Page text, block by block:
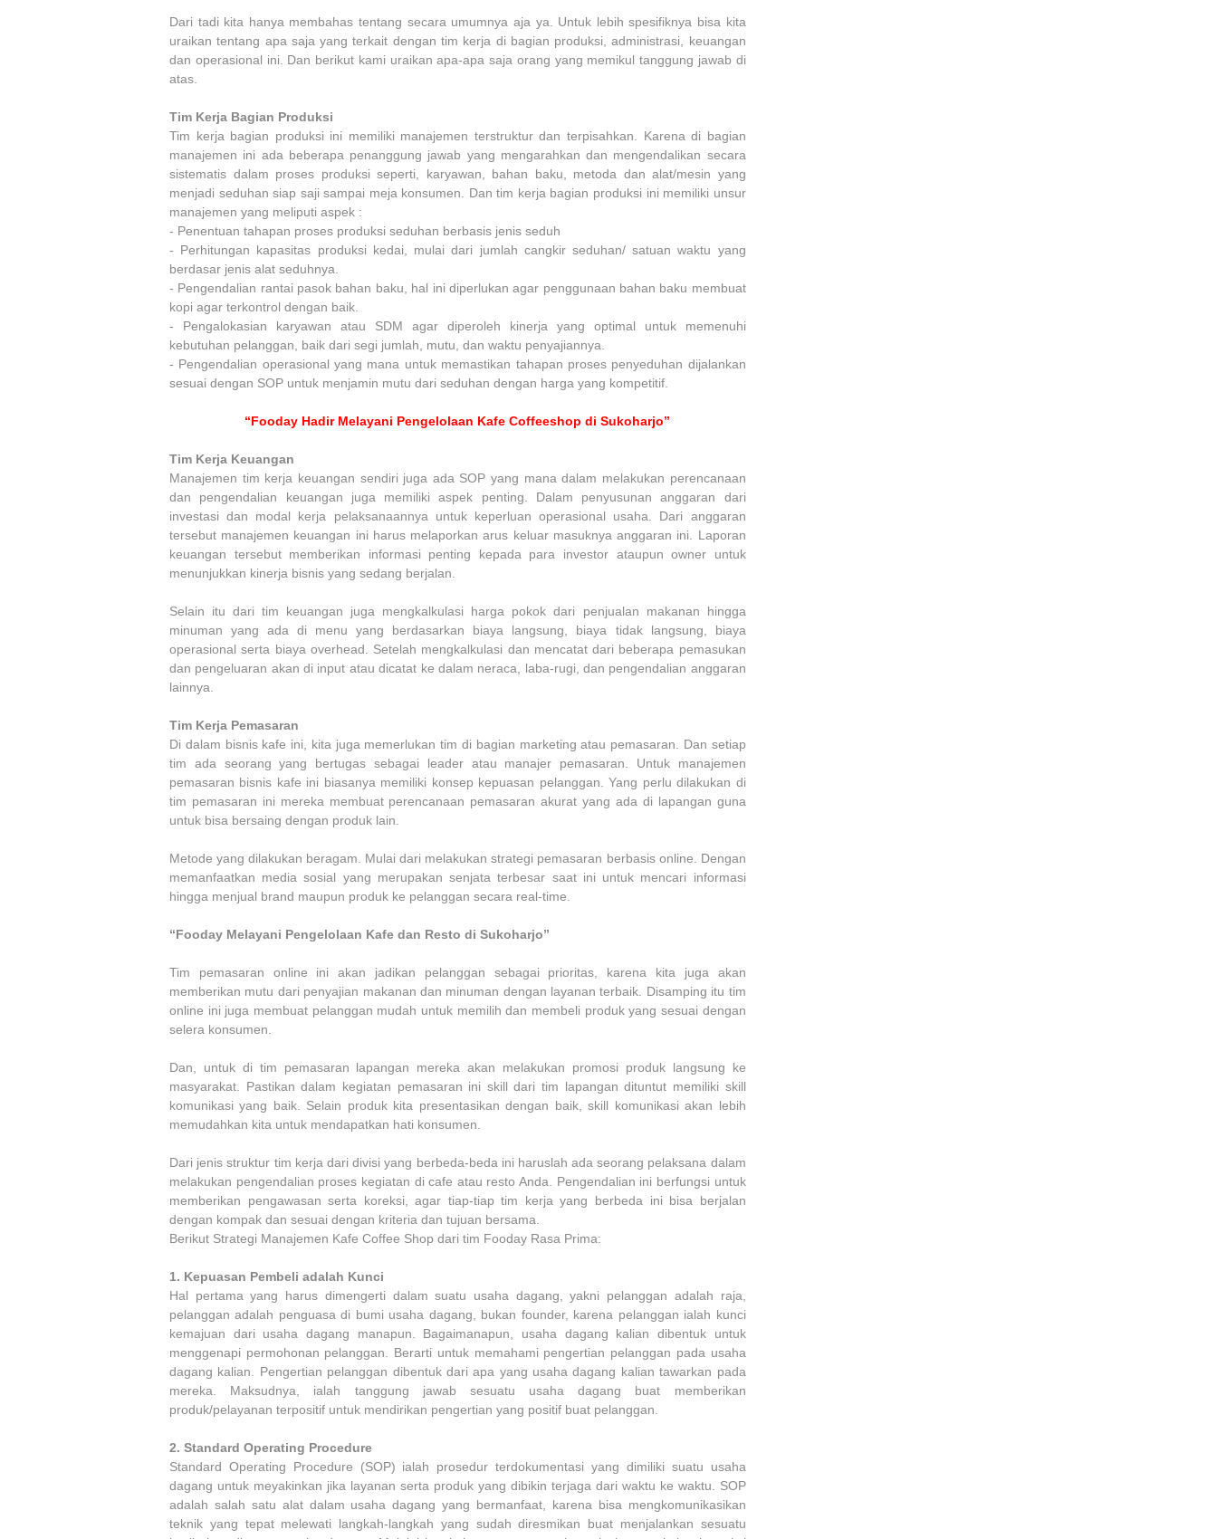
Dari tadi kita hanya membahas tentang secara umumnya aja ya. Untuk lebih spesifiknya bisa kita
uraikan tentang apa saja yang terkait dengan tim kerja di bagian produksi, administrasi, keuangan
dan operasional ini. Dan berikut kami uraikan apa-apa saja orang yang memikul tanggung jawab di
atas.
Tim Kerja Bagian Produksi
Tim kerja bagian produksi ini memiliki manajemen terstruktur dan terpisahkan. Karena di bagian
manajemen ini ada beberapa penanggung jawab yang mengarahkan dan mengendalikan secara
sistematis dalam proses produksi seperti, karyawan, bahan baku, metoda dan alat/mesin yang
menjadi seduhan siap saji sampai meja konsumen. Dan tim kerja bagian produksi ini memiliki unsur
manajemen yang meliputi aspek :
- Penentuan tahapan proses produksi seduhan berbasis jenis seduh
- Perhitungan kapasitas produksi kedai, mulai dari jumlah cangkir seduhan/ satuan waktu yang
berdasar jenis alat seduhnya.
- Pengendalian rantai pasok bahan baku, hal ini diperlukan agar penggunaan bahan baku membuat
kopi agar terkontrol dengan baik.
-
Pengalokasian karyawan atau SDM agar diperoleh kinerja yang optimal untuk memenuhi
kebutuhan pelanggan, baik dari segi jumlah, mutu, dan waktu penyajiannya.
- Pengendalian operasional yang mana untuk memastikan tahapan proses penyeduhan dijalankan
sesuai dengan SOP untuk menjamin mutu dari seduhan dengan harga yang kompetitif.
“Fooday Hadir Melayani Pengelolaan Kafe Coffeeshop di Sukoharjo”
Tim Kerja Keuangan
Manajemen tim kerja keuangan sendiri juga ada SOP yang mana dalam melakukan perencanaan
dan pengendalian keuangan juga memiliki aspek penting. Dalam penyusunan anggaran dari
investasi dan modal kerja pelaksanaannya untuk keperluan operasional usaha. Dari anggaran
tersebut manajemen keuangan ini harus melaporkan arus keluar masuknya anggaran ini. Laporan
keuangan tersebut memberikan informasi penting kepada para investor ataupun owner untuk
menunjukkan kinerja bisnis yang sedang berjalan.
Selain itu dari tim keuangan juga mengkalkulasi harga pokok dari penjualan makanan hingga
minuman yang ada di menu yang berdasarkan biaya langsung, biaya tidak langsung, biaya
operasional serta biaya overhead. Setelah mengkalkulasi dan mencatat dari beberapa pemasukan
dan pengeluaran akan di input atau dicatat ke dalam neraca, laba-rugi, dan pengendalian anggaran
lainnya.
Tim Kerja Pemasaran
Di dalam bisnis kafe ini, kita juga memerlukan tim di bagian marketing atau pemasaran. Dan setiap
tim ada seorang yang bertugas sebagai leader atau manajer pemasaran. Untuk manajemen
pemasaran bisnis kafe ini biasanya memiliki konsep kepuasan pelanggan. Yang perlu dilakukan di
tim pemasaran ini mereka membuat perencanaan pemasaran akurat yang ada di lapangan guna
untuk bisa bersaing dengan produk lain.
Metode yang dilakukan beragam. Mulai dari melakukan strategi pemasaran berbasis online. Dengan
memanfaatkan media sosial yang merupakan senjata terbesar saat ini untuk mencari informasi
hingga menjual brand maupun produk ke pelanggan secara real-time.
“Fooday Melayani Pengelolaan Kafe dan Resto di Sukoharjo”
Tim pemasaran online ini akan jadikan pelanggan sebagai prioritas, karena kita juga akan
memberikan mutu dari penyajian makanan dan minuman dengan layanan terbaik. Disamping itu tim
online ini juga membuat pelanggan mudah untuk memilih dan membeli produk yang sesuai dengan
selera konsumen.
Dan, untuk di tim pemasaran lapangan mereka akan melakukan promosi produk langsung ke
masyarakat. Pastikan dalam kegiatan pemasaran ini skill dari tim lapangan dituntut memiliki skill
komunikasi yang baik. Selain produk kita presentasikan dengan baik, skill komunikasi akan lebih
memudahkan kita untuk mendapatkan hati konsumen.
Dari jenis struktur tim kerja dari divisi yang berbeda-beda ini haruslah ada seorang pelaksana dalam
melakukan pengendalian proses kegiatan di cafe atau resto Anda. Pengendalian ini berfungsi untuk
memberikan pengawasan serta koreksi, agar tiap-tiap tim kerja yang berbeda ini bisa berjalan
dengan kompak dan sesuai dengan kriteria dan tujuan bersama.
Berikut Strategi Manajemen Kafe Coffee Shop dari tim Fooday Rasa Prima:
1. Kepuasan Pembeli adalah Kunci
Hal pertama yang harus dimengerti dalam suatu usaha dagang, yakni pelanggan adalah raja,
pelanggan adalah penguasa di bumi usaha dagang, bukan founder, karena pelanggan ialah kunci
kemajuan dari usaha dagang manapun. Bagaimanapun, usaha dagang kalian dibentuk untuk
menggenapi permohonan pelanggan. Berarti untuk memahami pengertian pelanggan pada usaha
dagang kalian. Pengertian pelanggan dibentuk dari apa yang usaha dagang kalian tawarkan pada
mereka. Maksudnya, ialah tanggung jawab sesuatu usaha dagang buat memberikan
produk/pelayanan terpositif untuk mendirikan pengertian yang positif buat pelanggan.
2. Standard Operating Procedure
Standard Operating Procedure (SOP) ialah prosedur terdokumentasi yang dimiliki suatu usaha
dagang untuk meyakinkan jika layanan serta produk yang dibikin terjaga dari waktu ke waktu. SOP
adalah salah satu alat dalam usaha dagang yang bermanfaat, karena bisa mengkomunikasikan
teknik yang tepat melewati langkah-langkah yang sudah diresmikan buat menjalankan sesuatu